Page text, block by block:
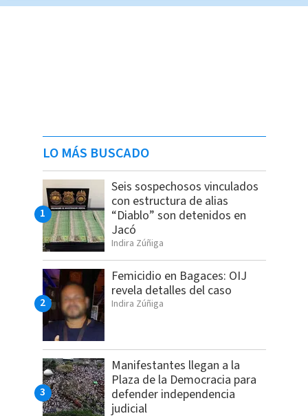
LO MÁS BUSCADO
Seis sospechosos vinculados
con estructura de alias
“Diablo” son detenidos en
Jacó
Indira Zúñiga
Femicidio en Bagaces: OIJ
revela detalles del caso
Indira Zúñiga
Manifestantes llegan a la
Plaza de la Democracia para
defender independencia
judicial